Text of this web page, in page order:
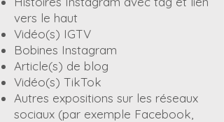
vers le haut
Vidéo(s) IGTV
Bobines Instagram
Article(s) de blog
Vidéo(s) TikTok
Autres expositions sur les réseaux
sociaux (par exemple Facebook,